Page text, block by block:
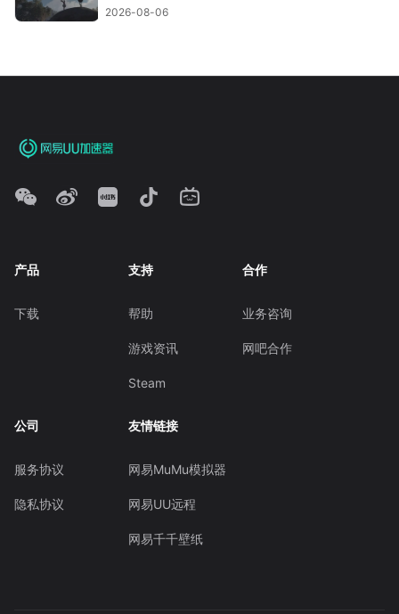
2026-08-06
产品
下载
支持
帮助
游戏资讯
Steam
合作
业务咨询
网吧合作
公司
服务协议
隐私协议
友情链接
网易MuMu模拟器
网易UU远程
网易千千壁纸